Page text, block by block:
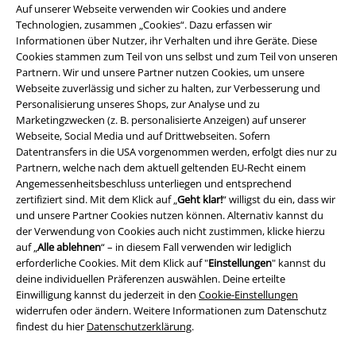
Auf unserer Webseite verwenden wir Cookies und andere
Technologien, zusammen „Cookies“. Dazu erfassen wir
Informationen über Nutzer, ihr Verhalten und ihre Geräte. Diese
Cookies stammen zum Teil von uns selbst und zum Teil von unseren
Partnern. Wir und unsere Partner nutzen Cookies, um unsere
Webseite zuverlässig und sicher zu halten, zur Verbesserung und
Personalisierung unseres Shops, zur Analyse und zu
Marketingzwecken (z. B. personalisierte Anzeigen) auf unserer
Webseite, Social Media und auf Drittwebseiten. Sofern
Datentransfers in die USA vorgenommen werden, erfolgt dies nur zu
Partnern, welche nach dem aktuell geltenden EU-Recht einem
Angemessenheitsbeschluss unterliegen und entsprechend
zertifiziert sind. Mit dem Klick auf „Geht klar!“ willigst du ein, dass wir
und unsere Partner Cookies nutzen können. Alternativ kannst du
der Verwendung von Cookies auch nicht zustimmen, klicke hierzu
auf „Alle ablehnen“ – in diesem Fall verwenden wir lediglich
erforderliche Cookies. Mit dem Klick auf "Einstellungen" kannst du
deine individuellen Präferenzen auswählen. Deine erteilte
Einwilligung kannst du jederzeit in den Cookie-Einstellungen
widerrufen oder ändern. Weitere Informationen zum Datenschutz
findest du hier Datenschutzerklärung.
EMP App
Lade dir jetzt kostenlos unsere neue EMP App runter und genieße
die vielen neuen Funktionen und Vorteile!
A Warner Music Group Company